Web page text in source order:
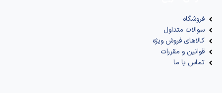
فروشگاه
سوالات متداول
کالاهای فروش ویژه
قوانین و مقررات
تماس با ما